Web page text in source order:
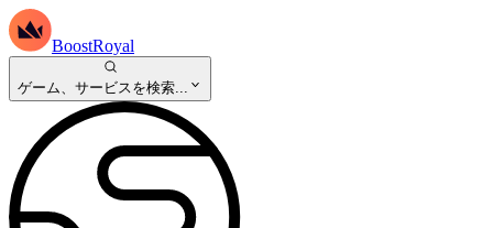
BoostRoyal
ゲーム、サービスを検索...